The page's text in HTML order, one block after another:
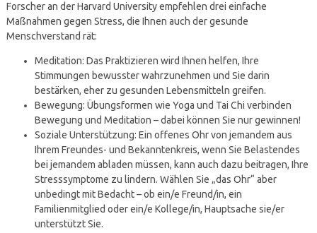
Forscher an der Harvard University empfehlen drei einfache
Maßnahmen gegen Stress, die Ihnen auch der gesunde
Menschverstand rät:
Meditation: Das Praktizieren wird Ihnen helfen, Ihre
Stimmungen bewusster wahrzunehmen und Sie darin
bestärken, eher zu gesunden Lebensmitteln greifen.
Bewegung: Übungsformen wie Yoga und Tai Chi verbinden
Bewegung und Meditation – dabei können Sie nur gewinnen!
Soziale Unterstützung: Ein offenes Ohr von jemandem aus
Ihrem Freundes- und Bekanntenkreis, wenn Sie Belastendes
bei jemandem abladen müssen, kann auch dazu beitragen, Ihre
Stresssymptome zu lindern. Wählen Sie „das Ohr“ aber
unbedingt mit Bedacht – ob ein/e Freund/in, ein
Familienmitglied oder ein/e Kollege/in, Hauptsache sie/er
unterstützt Sie.